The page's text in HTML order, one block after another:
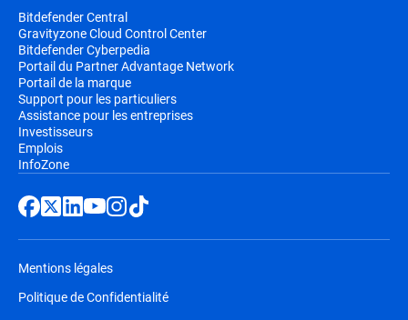
Bitdefender Central
Gravityzone Cloud Control Center
Bitdefender Cyberpedia
Portail du Partner Advantage Network
Portail de la marque
Support pour les particuliers
Assistance pour les entreprises
Investisseurs
Emplois
InfoZone
Mentions légales
Politique de Confidentialité